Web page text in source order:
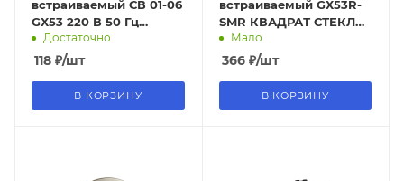
встраиваемый СВ 01-06
GX53 220 В 50 Гц
золото TDM
Достаточно
118 ₽/шт
В КОРЗИНУ
встраиваемый GX53R-
SMR КВАДРАТ СТЕКЛО
зеркальный под лампу
GX53 IN HOME
Мало
366₽/шт
В КОРЗИНУ